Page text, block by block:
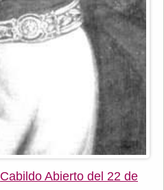
Cabildo Abierto del 22 de